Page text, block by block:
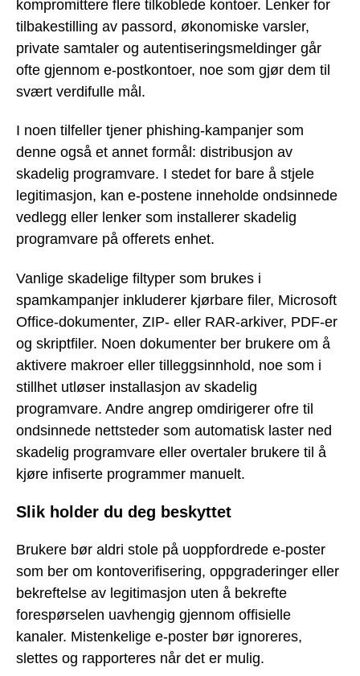
kompromittere flere tilkoblede kontoer. Lenker for
tilbakestilling av passord, økonomiske varsler,
private samtaler og autentiseringsmeldinger går
ofte gjennom e-postkontoer, noe som gjør dem til
svært verdifulle mål.
I noen tilfeller tjener phishing-kampanjer som
denne også et annet formål: distribusjon av
skadelig programvare. I stedet for bare å stjele
legitimasjon, kan e-postene inneholde ondsinnede
vedlegg eller lenker som installerer skadelig
programvare på offerets enhet.
Vanlige skadelige filtyper som brukes i
spamkampanjer inkluderer kjørbare filer, Microsoft
Office-dokumenter, ZIP- eller RAR-arkiver, PDF-er
og skriptfiler. Noen dokumenter ber brukere om å
aktivere makroer eller tilleggsinnhold, noe som i
stillhet utløser installasjon av skadelig
programvare. Andre angrep omdirigerer ofre til
ondsinnede nettsteder som automatisk laster ned
skadelig programvare eller overtaler brukere til å
kjøre infiserte programmer manuelt.
Slik holder du deg beskyttet
Brukere bør aldri stole på uoppfordrede e-poster
som ber om kontoverifisering, oppgraderinger eller
bekreftelse av legitimasjon uten å bekrefte
forespørselen uavhengig gjennom offisielle
kanaler. Mistenkelige e-poster bør ignoreres,
slettes og rapporteres når det er mulig.